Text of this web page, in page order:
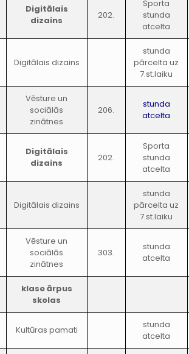
Digitālais
dizains
202.
Sporta
stunda
atcelta
Digitālais dizains
stunda
pārcelta uz
7.st.laiku
Vēsture un
sociālās
zinātnes
206.
stunda
atcelta
Digitālais
dizains
202.
Sporta
stunda
atcelta
Digitālais dizains
stunda
pārcelta uz
7.st.laiku
Vēsture un
sociālās
zinātnes
303.
stunda
atcelta
klase ārpus
skolas
Kultūras pamati
stunda
atcelta